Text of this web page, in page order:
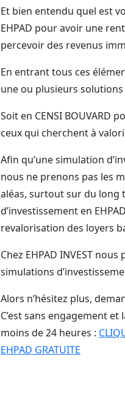
Et bien entendu quel est
EHPAD pour avoir une
percevoir des revenus
En entrant tous ces
une ou plusieurs solutions
Soit en CENSI
ceux qui cherchent à
Afin qu’une simulation
nous ne prenons pas les
aléas, surtout sur du long
d’investissement en
revalorisation des loyers
Chez EHPAD INVEST
simulations
Alors n’hésitez plus,
C’est sans engagement
moins de 24 heures :
EHPAD GRATUITE